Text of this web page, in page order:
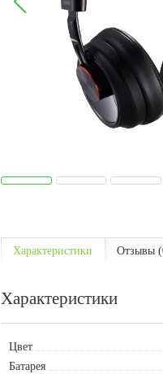
Характеристики Отзывы
Характеристики
Цвет
Батарея